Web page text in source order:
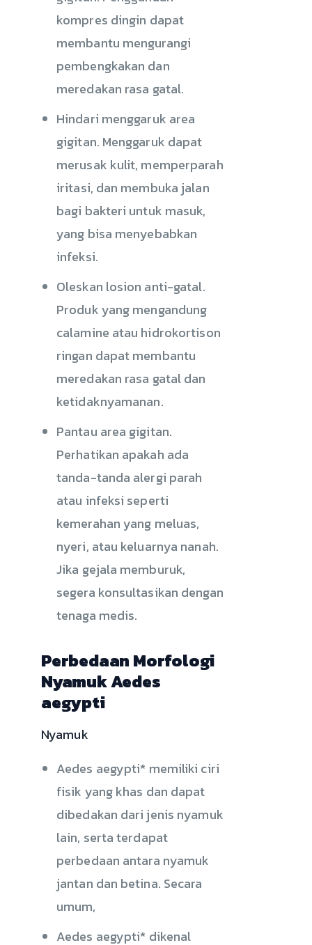
kompres dingin dapat
membantu mengurangi
pembengkakan dan
meredakan rasa gatal.
Hindari menggaruk area
gigitan. Menggaruk dapat
merusak kulit, memperparah
iritasi, dan membuka jalan
bagi bakteri untuk masuk,
yang bisa menyebabkan
infeksi.
Oleskan losion anti-gatal.
Produk yang mengandung
calamine atau hidrokortison
ringan dapat membantu
meredakan rasa gatal dan
ketidaknyamanan.
Pantau area gigitan.
Perhatikan apakah ada
tanda-tanda alergi parah
atau infeksi seperti
kemerahan yang meluas,
nyeri, atau keluarnya nanah.
Jika gejala memburuk,
segera konsultasikan dengan
tenaga medis.
Perbedaan Morfologi
Nyamuk Aedes
aegypti
Nyamuk
Aedes aegypti* memiliki ciri
fisik yang khas dan dapat
dibedakan dari jenis nyamuk
lain, serta terdapat
perbedaan antara nyamuk
jantan dan betina. Secara
umum,
Aedes aegypti* dikenal